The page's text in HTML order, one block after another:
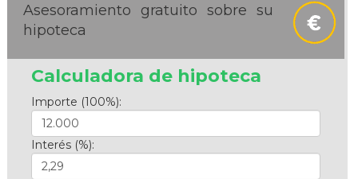
Asesoramiento gratuito sobre su
hipoteca
Calculadora de hipoteca
Importe (100%):
Interés (%):